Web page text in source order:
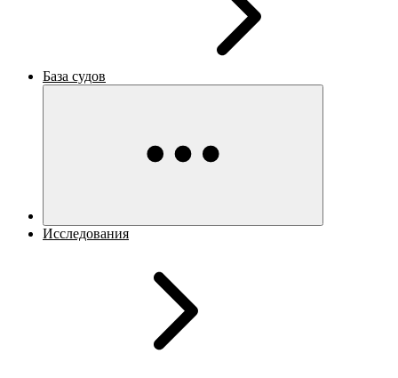
База судов
Исследования